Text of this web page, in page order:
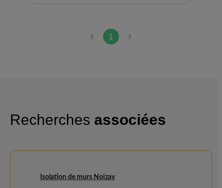
1
Recherches associées
Isolation de murs Noizay